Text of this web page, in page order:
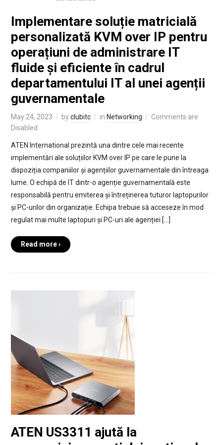
Implementare soluție matricială
personalizată KVM over IP pentru
operațiuni de administrare IT
fluide și eficiente în cadrul
departamentului IT al unei agenții
guvernamentale
May 24, 2023 byclubitc in Networking
Comments are
Disabled
ATEN International prezintă una dintre cele mai recente
implementări ale soluțiilor KVM over IP pe care le pune la
dispoziția companiilor și agențiilor guvernamentale din întreaga
lume. O echipă de IT dintr-o agenție guvernamentală este
responsabilă pentru emiterea și întreținerea tuturor laptopurilor
și PC-urilor din organizație. Echipa trebuie să acceseze în mod
regulat mai multe laptopuri și PC-uri ale agenției […]
Read more ›
ATEN US3311 ajută la